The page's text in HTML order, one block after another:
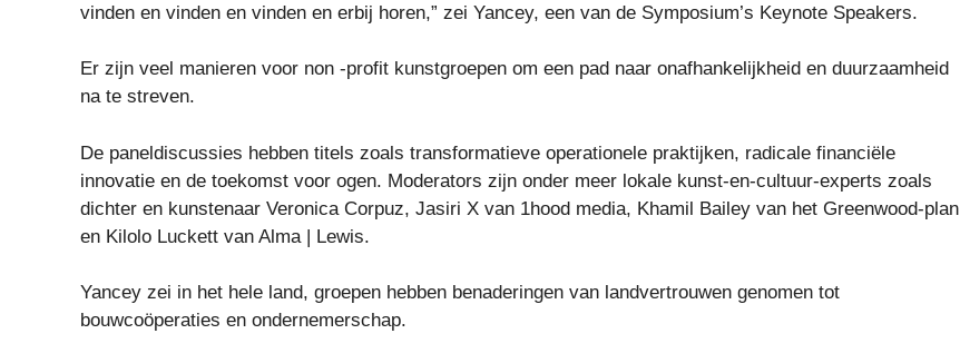
vinden en vinden en vinden en erbij horen,” zei Yancey, een van de Symposium’s Keynote Speakers.
Er zijn veel manieren voor non -profit kunstgroepen om een ​​pad naar onafhankelijkheid en duurzaamheid
na te streven.
De paneldiscussies hebben titels zoals transformatieve operationele praktijken, radicale financiële
innovatie en de toekomst voor ogen. Moderators zijn onder meer lokale kunst-en-cultuur-experts zoals
dichter en kunstenaar Veronica Corpuz, Jasiri X van 1hood media, Khamil Bailey van het Greenwood-plan
en Kilolo Luckett van Alma | Lewis.
Yancey zei in het hele land, groepen hebben benaderingen van landvertrouwen genomen tot
bouwcoöperaties en ondernemerschap.